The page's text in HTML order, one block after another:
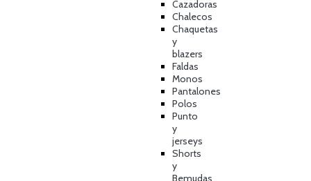
Cazadoras
Chalecos
Chaquetas
y
blazers
Faldas
Monos
Pantalones
Polos
Punto
y
jerseys
Shorts
y
Bemudas